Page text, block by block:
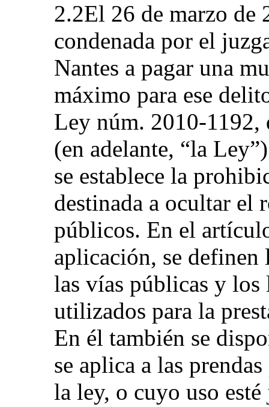
2.2El 26 de marzo de
condenada por el
Nantes a pagar una
máximo para ese
Ley núm. 2010-1192,
(en adelante, “la
se establece la
destinada a ocultar el
públicos. En el
aplicación, se
las vías públicas y
utilizados para la
En él también se
se aplica a las
la ley, o cuyo uso